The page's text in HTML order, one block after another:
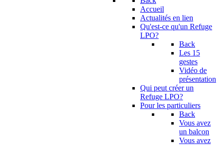
Accueil
Actualités en lien
Qu'est-ce qu'un Refuge
LPO?
Back
Les 15
gestes
Vidéo de
présentation
Qui peut créer un
Refuge LPO?
Pour les particuliers
Back
Vous avez
un balcon
Vous avez